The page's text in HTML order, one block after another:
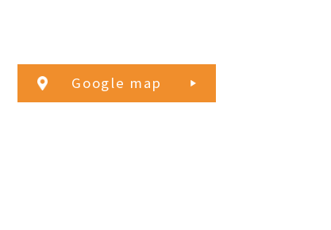
Google map